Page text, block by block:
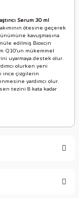
Serum 30 ml
ötesine geçerek
kavuşmasına
edilmiş Bioxcin
Q10’un mükemmel
uyarmaya destek olur.
olurken yeni
ince çizgilerin
yardımcı olur.
sen tezini 8 kata kadar